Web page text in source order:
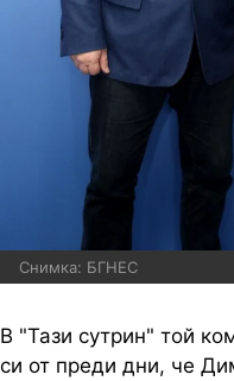
Снимка: БГНЕС
В "Тази сутрин" той
си от преди дни, че